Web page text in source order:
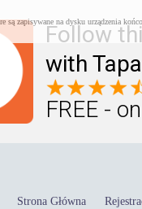
Follow
with
FREE -
zapisywane na dysku urządzenia
Strona Główna